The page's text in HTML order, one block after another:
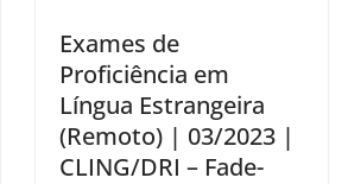
Exames de
Proficiência em
Língua Estrangeira
(Remoto) | 03/2023 |
CLING/DRI – Fade-